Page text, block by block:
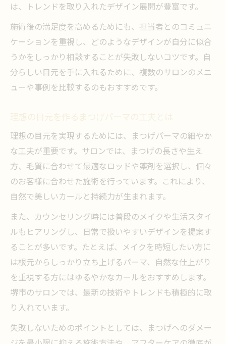
は、トレンドを取り入れたデザイン展開が豊富です。
施術後の満足度を高めるためにも、担当者とのコミュニ
ケーションを重視し、どのようなデザインが自分に似合
うかをしっかり相談することが失敗しないコツです。自
分らしい目元を手に入れるために、複数のサロンのメニ
ューや事例を比較するのもおすすめです。
理想の目元を作るまつげパーマの工夫とは
理想の目元を実現するためには、まつげパーマの細やか
な工夫が重要です。サロンでは、まつげの長さや生え
方、毛質に合わせて最適なロッドや薬剤を選択し、個々
のお客様に合わせた施術を行っています。これにより、
自然で美しいカールと持続力が生まれます。
また、カウンセリング時には普段のメイクや生活スタイ
ルもヒアリングし、日常で扱いやすいデザインを提案す
ることが多いです。たとえば、メイクを時短したい方に
は根元からしっかり立ち上げるパーマ、自然な仕上がり
を重視する方にはゆるやかなカールをおすすめします。
堺市のサロンでは、最新の技術やトレンドも積極的に取
り入れています。
失敗しないためのポイントとしては、まつげへのダメー